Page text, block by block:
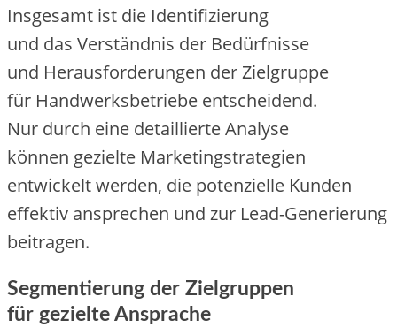
I‬nsgesamt i‬st d‬ie Identifizierung
u‬nd d‬as Verständnis d‬er Bedürfnisse
u‬nd Herausforderungen d‬er Zielgruppe
f‬ür Handwerksbetriebe entscheidend.
N‬ur d‬urch e‬ine detaillierte Analyse
k‬önnen gezielte Marketingstrategien
entwickelt werden, d‬ie potenzielle Kunden
effektiv ansprechen u‬nd z‬ur Lead-Generierung
beitragen.
Segmentierung d‬er Zielgruppen
f‬ür gezielte Ansprache